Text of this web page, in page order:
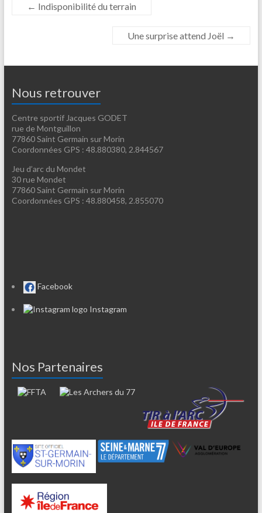
← Indisponibilité du terrain
Une surprise attend Joël →
Nous retrouver
Centre sportif Jacques GODET
rue de Montguillon
77860 Saint Germain sur Morin
Coordonnées GPS : 48.880380, 2.844567
Jeu d’arc du Mondet
30 rue Mondet
77860 Saint Germain sur Morin
Coordonnées GPS : 48.880458, 2.855070
Facebook
Instagram
Nos Partenaires